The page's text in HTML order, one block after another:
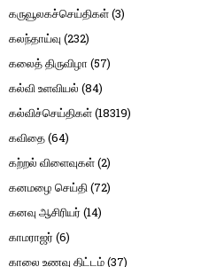
கருவூலகச்செய்திகள்(3)
கலந்தாய்வு (232)
கலைத் திருவிழா (57)
கல்வி உளவியல் (84)
கல்விச்செய்திகள்(18319)
கவிதை(64)
கற்றல் விளைவுகள்(2)
கனமழை செய்தி(72)
கனவு ஆசிரியர் (14)
காமராஜர் (6)
காலை உணவு திட்டம்(37)